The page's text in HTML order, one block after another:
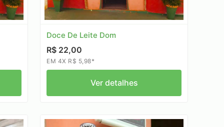
Doce De Leite Dom
R$ 22,00
EM 4X R$ 5,98*
Ver detalhes